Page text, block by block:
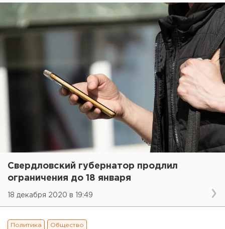
Свердловский губернатор продлил
ограничения до 18 января
18 декабря 2020 в 19:49
Политика Общество